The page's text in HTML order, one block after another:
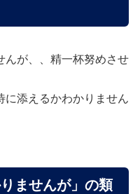
んが、、精一杯努めさせ
に添えるかわかりません
ませんが」の類